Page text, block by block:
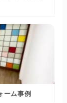
ーム事例